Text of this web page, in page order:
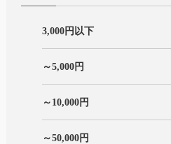
3,000円以下
～5,000円
～10,000円
～50,000円